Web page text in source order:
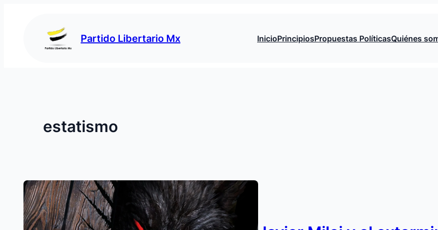
Partido Libertario Mx InicioPrincipiosPropuestas PolíticasQuiénes
estatismo